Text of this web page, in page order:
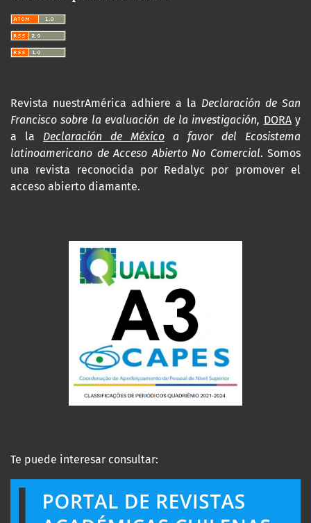
Revista nuestrAmérica adhiere a la Declaración de San
Francisco sobre la evaluación de la investigación, DORAy
a la Declaración de México a favor del Ecosistema
latinoamericano de Acceso Abierto No Comercial. Somos
una revista reconocida por Redalyc por promover el
acceso abierto diamante.
Te puede interesar consultar: